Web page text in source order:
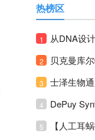
热榜区
1
2
3
4
5